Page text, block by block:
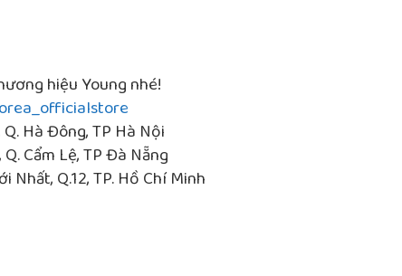
hiệu Young nhé!
Hà Đông, TP Hà Nội
Cẩm Lệ, TP Đà Nẵng
Nhất, Q.12, TP. Hồ Chí Minh